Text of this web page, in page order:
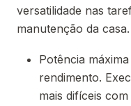
versatilidade nas
manutenção da casa.
Potência
rendimento.
mais difíceis